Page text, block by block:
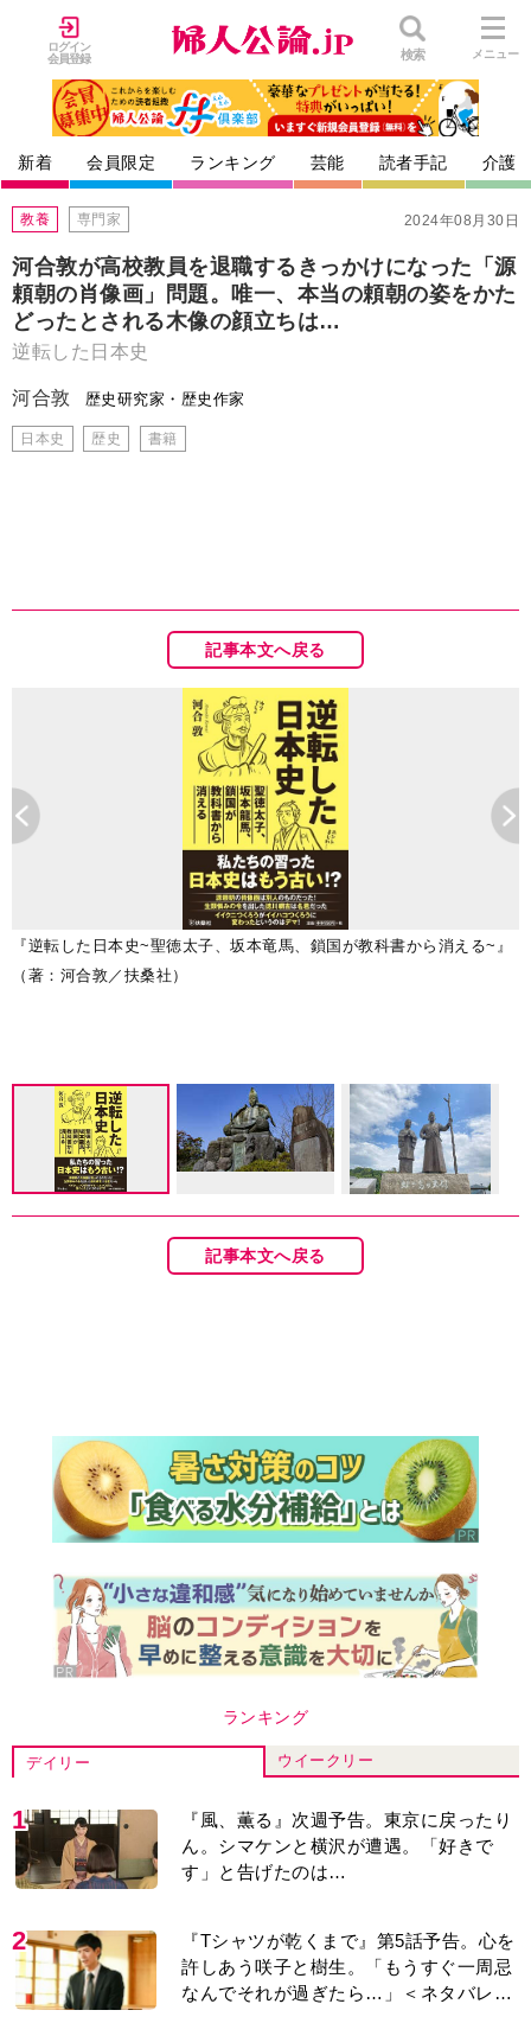
ログイン
会員登録
検索 メニュー
新着 会員限定 ランキング 芸能 読者手記 介護
2024年08月30日
教養 専門家
河合敦が高校教員を退職するきっかけになった「源
頼朝の肖像画」問題。唯一、本当の頼朝の姿をかた
どったとされる木像の顔立ちは…
逆転した日本史
河合敦 歴史研究家・歴史作家
日本史 歴史 書籍
記事本文へ戻る
『逆転した日本史~聖徳太子、坂本竜馬、鎖国が教科書から消える~』
（著：河合敦／扶桑社）
記事本文へ戻る
ランキング
デイリー ウイークリー
1
『風、薫る』次週予告。東京に戻ったり
ん。シマケンと横沢が遭遇。「好きで
す」と告げたのは…
2
『Tシャツが乾くまで』第5話予告。心を
許しあう咲子と樹生。「もうすぐ一周忌
なんでそれが過ぎたら…」＜ネタバレあ